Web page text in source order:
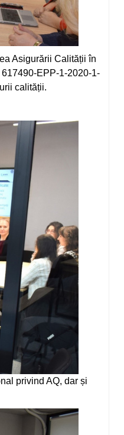
Asigurării Calității în
EPP-1-2020-1-
calității.
privind AQ, dar și